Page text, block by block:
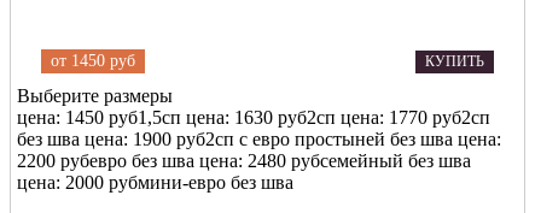
от 1450 руб КУПИТЬ
Выберите размеры
цена: 1450 руб1,5сп цена: 1630 руб2сп цена: 1770 руб2сп
без шва цена: 1900 руб2сп с евро простыней без шва цена:
2200 рубевро без шва цена: 2480 рубсемейный без шва
цена: 2000 рубмини-евро без шва